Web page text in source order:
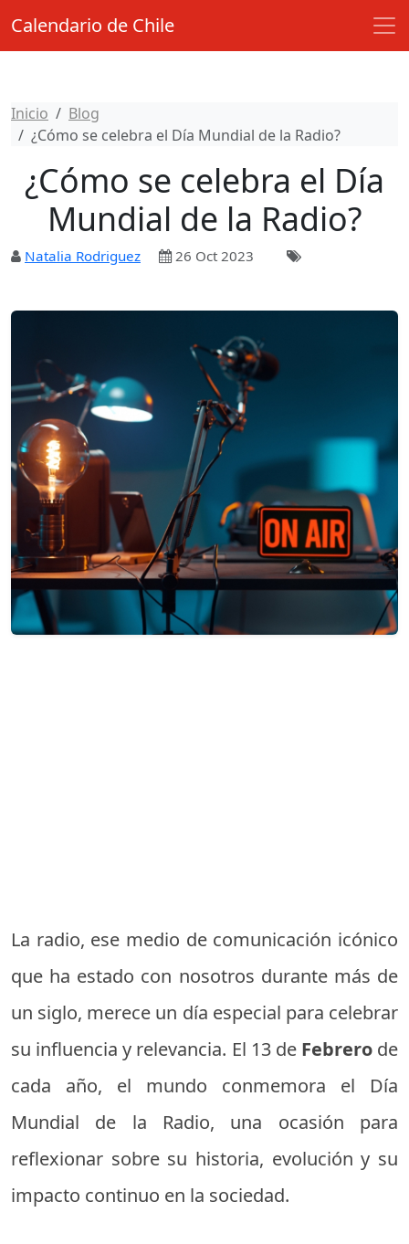
Calendario de Chile
Inicio
Blog
¿Cómo se celebra el Día Mundial de la Radio?
¿Cómo se celebra el Día
Mundial de la Radio?
Natalia Rodriguez 26 Oct 2023
La radio, ese medio de comunicación icónico
que ha estado con nosotros durante más de
un siglo, merece un día especial para celebrar
su influencia y relevancia. El 13 de Febrerode
cada año, el mundo conmemora el Día
Mundial de la Radio, una ocasión para
reflexionar sobre su historia, evolución y su
impacto continuo en la sociedad.